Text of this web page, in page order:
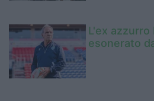
L'ex
esonerato